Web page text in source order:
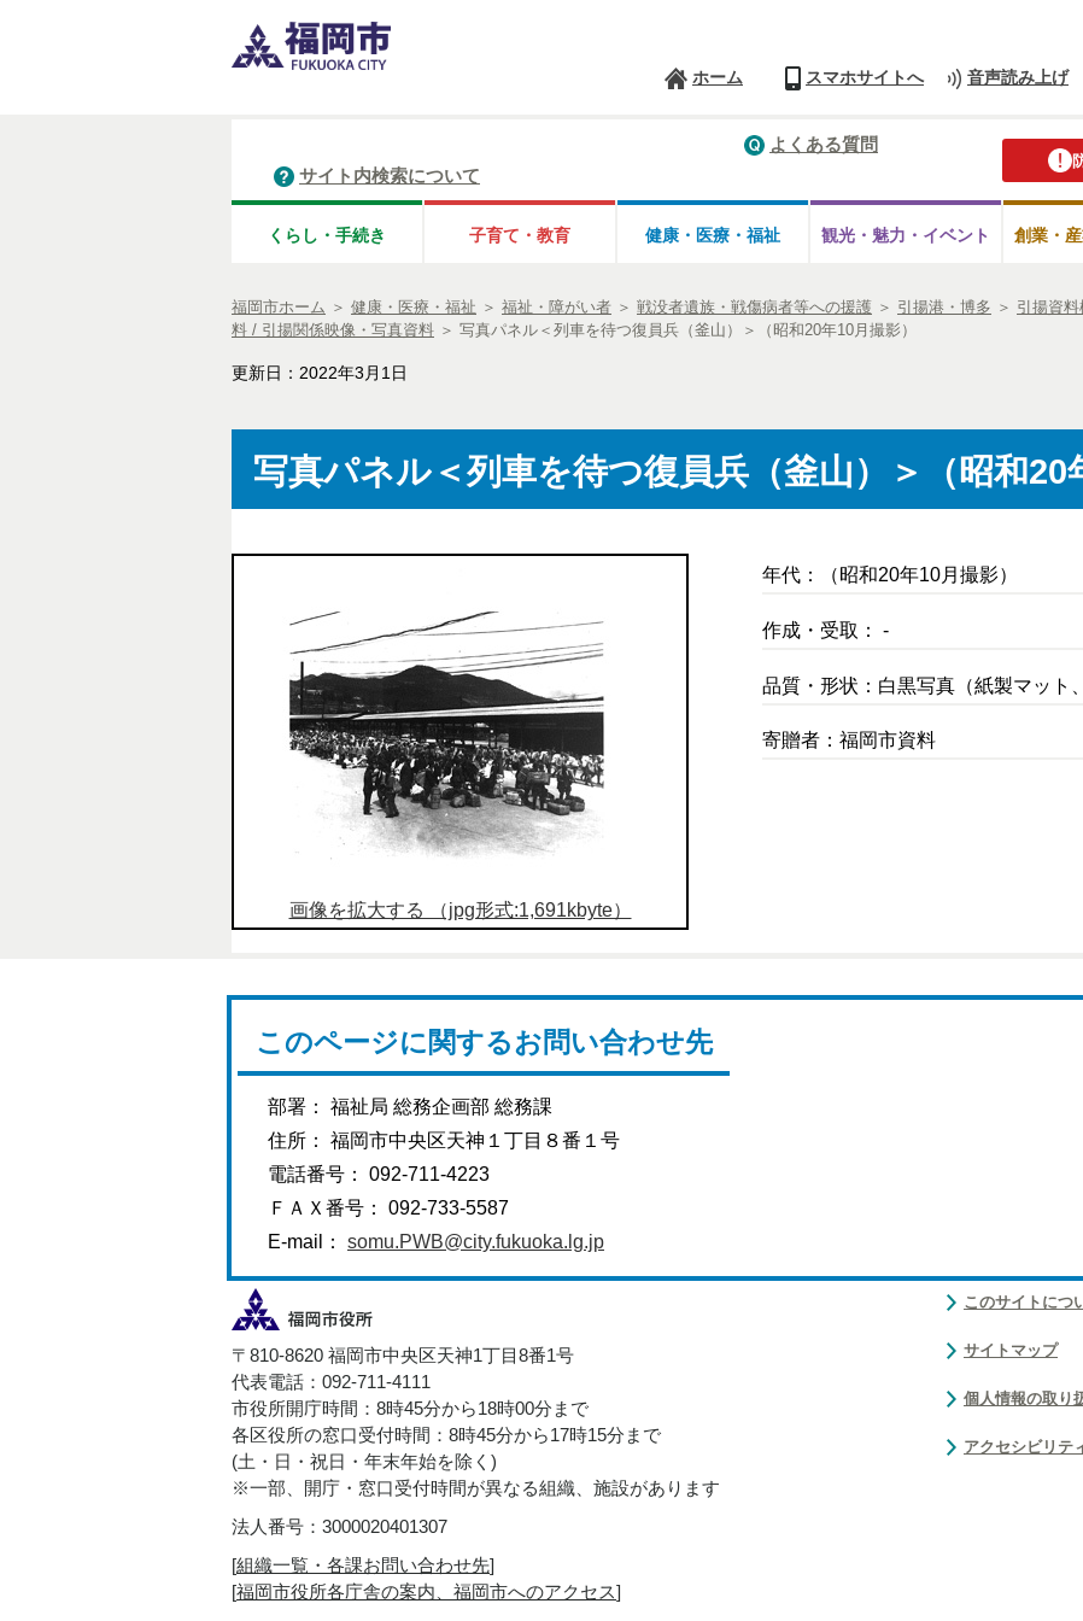
ホーム スマホサイトへ 音声読み上げ
よくある質問
サイト内検索について
くらし・手続き 子育て・教育 健康・医療・ 福祉 観光・魅力・ イベント 創業・
福岡市ホーム ＞ 健康・医療・福祉 ＞ 福祉・障がい者 ＞ 戦没者遺族・戦傷病者等への援護 ＞ 引揚港・博多 ＞ 引揚資料
料 / 引揚関係映像・写真資料 ＞ 写真パネル＜列車を待つ復員兵（釜山）＞（昭和20年10月撮影）
更新日：2022年3月1日
写真パネル＜列車を待つ復員兵（釜山）＞（昭和20
画像を拡大する （jpg形式:1,691kbyte）
年代：（昭和20年10月撮影）
作成・受取： -
品質・形状：白黒写真（紙製マット
寄贈者：福岡市資料
このページに関するお問い合わせ先
部署： 福祉局 総務企画部 総務課
住所： 福岡市中央区天神１丁目８番１号
電話番号： 092-711-4223
ＦＡＸ番号： 092-733-5587
E-mail： somu.PWB@city.fukuoka.lg.jp
〒810-8620 福岡市中央区天神1丁目8番1号
代表電話：092-711-4111
市役所開庁時間：8時45分から18時00分まで
各区役所の窓口受付時間：8時45分から17時15分まで
(土・日・祝日・年末年始を除く)
※一部、開庁・窓口受付時間が異なる組織、施設があります
法人番号：3000020401307
[組織一覧・各課お問い合わせ先]
[福岡市役所各庁舎の案内、福岡市へのアクセス]
このサイトにつ
サイトマップ
個人情報の取り
アクセシビリテ